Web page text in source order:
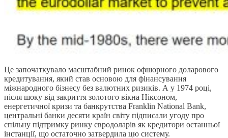
Це започаткувало масштабний ринок офшорного доларового
кредитування, який став основою для фінансування
міжнародного бізнесу без валютних ризиків. А у 1974 році,
після шоку від закриття золотого вікна Ніксоном,
енергетичної кризи та банкрутства Franklin National Bank,
центральні банки десяти країн світу підписали угоду про
спільну підтримку ринку євродоларів як кредитори останньої
інстанції, що остаточно затвердила цю систему.